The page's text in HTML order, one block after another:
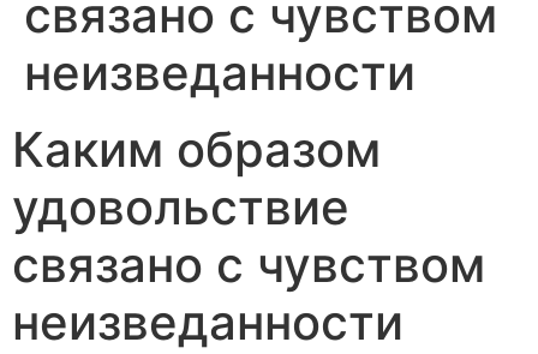
связано с чувством
неизведанности
Каким образом
удовольствие
связано с чувством
неизведанности